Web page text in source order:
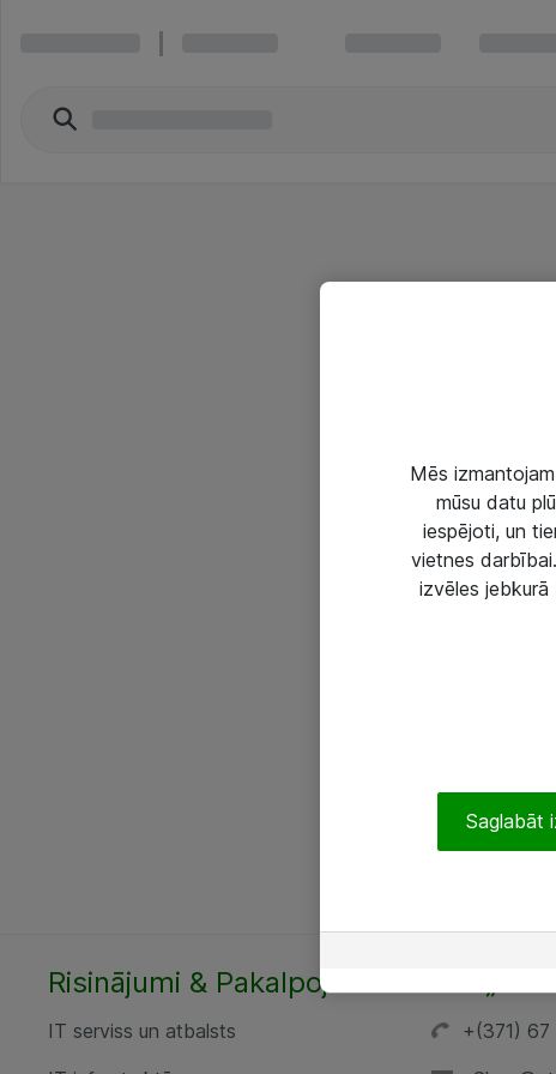
Risinājumi & Pakalpojumi
IT serviss un atbalsts
+(371)
Mēs
mūsu datu
iespējoti, un
vietnes
izvēles
Saglabāt